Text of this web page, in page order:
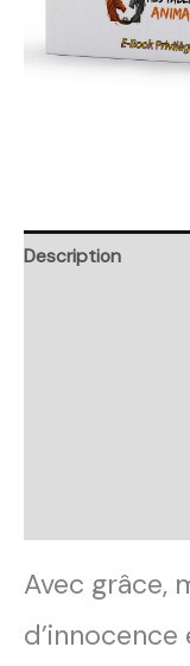
Description
Avec grâce,
d’innocence